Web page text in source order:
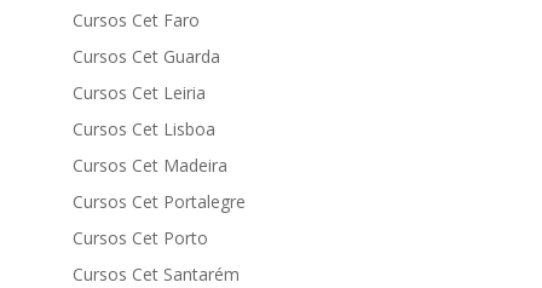
Cursos Cet Faro
Cursos Cet Guarda
Cursos Cet Leiria
Cursos Cet Lisboa
Cursos Cet Madeira
Cursos Cet Portalegre
Cursos Cet Porto
Cursos Cet Santarém